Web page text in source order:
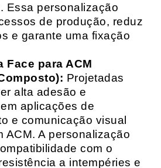
Essa personalização
de produção, reduz
e garante uma fixação
Face para ACM
Projetadas
alta adesão e
aplicações de
e comunicação visual
ACM. A personalização
com o
a intempéries e